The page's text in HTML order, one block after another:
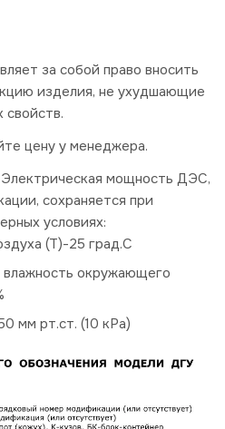
за собой право вносить
изделия, не ухудшающие
свойств.
цену у менеджера.
мощность ДЭС,
сохраняется при
условиях:
(Т)-25 град.С
влажность окружающего
мм рт.ст. (10 кРа)